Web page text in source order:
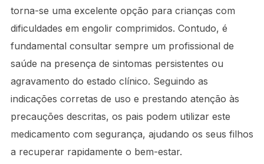
torna-se uma excelente opção para crianças com
dificuldades em engolir comprimidos. Contudo, é
fundamental consultar sempre um profissional de
saúde na presença de sintomas persistentes ou
agravamento do estado clínico. Seguindo as
indicações corretas de uso e prestando atenção às
precauções descritas, os pais podem utilizar este
medicamento com segurança, ajudando os seus filhos
a recuperar rapidamente o bem-estar.